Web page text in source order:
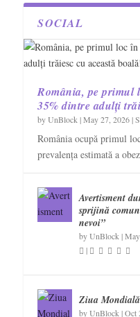
SOCIAL
România, pe primul
35% dintre adulți
byUnBlock |May 27, 2026|
România ocupă primul
prevalența estimată a
Avertisment
sprijină
nevoi”
byUnBlock |
|
Ziua
byUnBlock |Oct